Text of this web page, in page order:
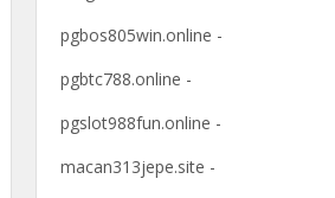
pgbos805win.online -
pgbtc788.online -
pgslot988fun.online -
macan313jepe.site -